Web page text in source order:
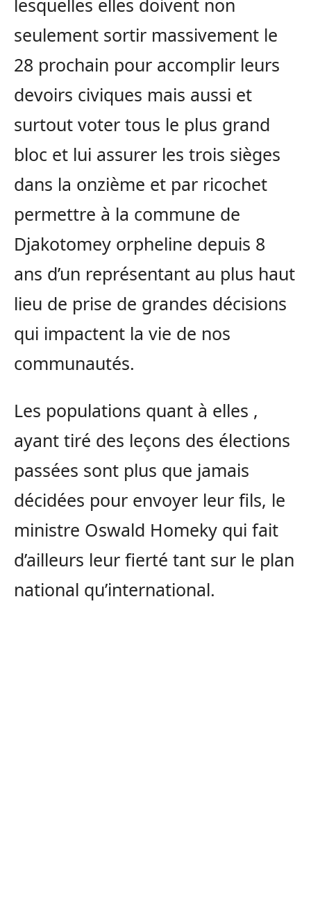
lesquelles elles doivent non
seulement sortir massivement le
28 prochain pour accomplir leurs
devoirs civiques mais aussi et
surtout voter tous le plus grand
bloc et lui assurer les trois sièges
dans la onzième et par ricochet
permettre à la commune de
Djakotomey orpheline depuis 8
ans d’un représentant au plus haut
lieu de prise de grandes décisions
qui impactent la vie de nos
communautés.
Les populations quant à elles ,
ayant tiré des leçons des élections
passées sont plus que jamais
décidées pour envoyer leur fils, le
ministre Oswald Homeky qui fait
d’ailleurs leur fierté tant sur le plan
national qu’international.